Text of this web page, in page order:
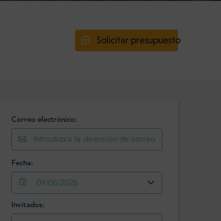
Solicitar presupuesto
Correo electrónico:
Fecha:
09/08/2026
Invitados: